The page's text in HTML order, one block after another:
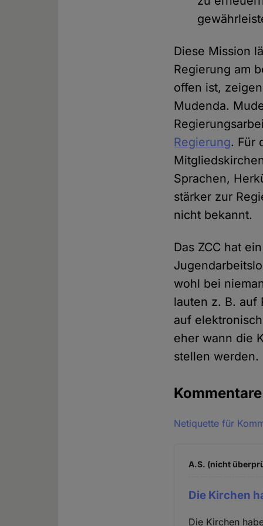
Diese Mission
Regierung am
offen ist,
Mudenda.
Regierung. Für
Sprachen,
stärker zur
nicht bekannt.
Das ZCC hat
wohl bei
lauten z. B. auf
auf
eher wann die
stellen werden.
Kommentare
Netiquette für
A.S. (nicht
Die Kirchen
Die Kirchen